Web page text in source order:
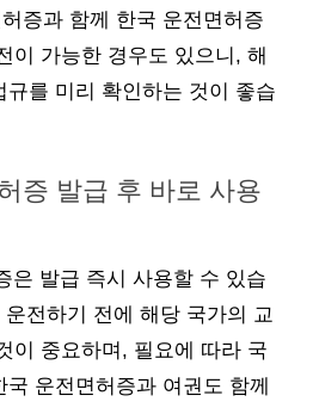
증과 함께 한국 운전면허증
이 가능한 경우도 있으니, 해
규를 미리 확인하는 것이 좋습
증 발급 후 바로 사용
은 발급 즉시 사용할 수 있습
전하기 전에 해당 국가의 교
이 중요하며, 필요에 따라 국
운전면허증과 여권도 함께